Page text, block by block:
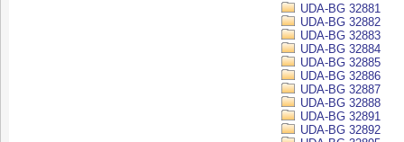
UDA-BG 32881
UDA-BG 32882
UDA-BG 32883
UDA-BG 32884
UDA-BG 32885
UDA-BG 32886
UDA-BG 32887
UDA-BG 32888
UDA-BG 32891
UDA-BG 32892